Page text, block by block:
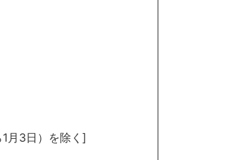
1月3日）を除く]